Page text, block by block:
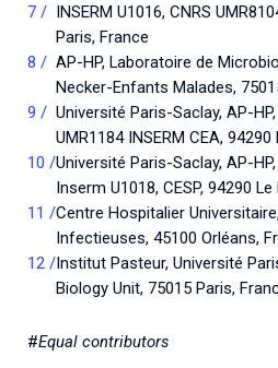
INSERM U1016, CNRS
Paris, France
AP-HP, Laboratoire de
Necker-Enfants Malades,
Université Paris-Saclay, AP-
UMR1184 INSERM CEA,
Université Paris-Saclay, AP-
Inserm U1018, CESP, 94290
Centre Hospitalier
Infectieuses, 45100 Orléans,
Institut Pasteur, Université
Biology Unit, 75015 Paris,
#Equal contributors